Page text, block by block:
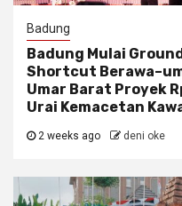
Badung
Badung Mulai
Shortcut
Umar Barat Proyek
Urai Kemacetan
2 weeks ago deni oke